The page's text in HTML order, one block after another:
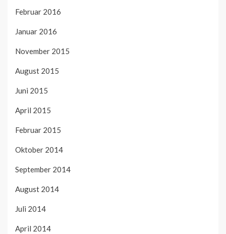
Februar 2016
Januar 2016
November 2015
August 2015
Juni 2015
April 2015
Februar 2015
Oktober 2014
September 2014
August 2014
Juli 2014
April 2014